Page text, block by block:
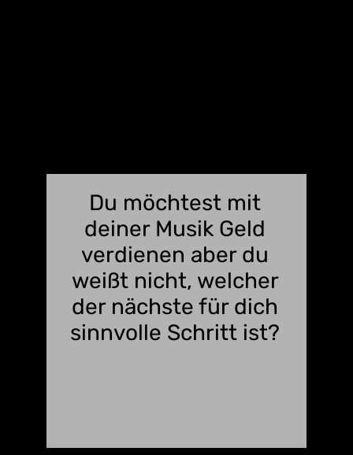
Du möchtest mit
deiner Musik Geld
verdienen aber du
weißt nicht, welcher
der nächste für dich
sinnvolle Schritt ist?